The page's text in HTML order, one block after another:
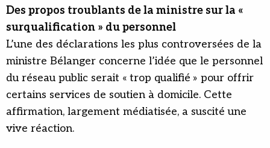
Des propos troublants de la ministre sur la «
surqualification » du personnel
L’une des déclarations les plus controversées de la
ministre Bélanger concerne l’idée que le personnel
du réseau public serait « trop qualifié » pour offrir
certains services de soutien à domicile. Cette
affirmation, largement médiatisée, a suscité une
vive réaction.